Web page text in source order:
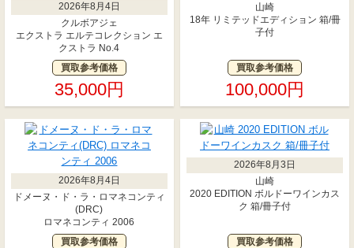
2026年8月4日
クルボアジェ
エクストラ エルテコレクション エ
クストラ No.4
買取参考価格
35,000円
山崎
18年 リミテッドエディション 箱/冊
子付
買取参考価格
100,000円
2026年8月4日
ドメーヌ・ド・ラ・ロマネコンティ
(DRC)
ロマネコンティ 2006
買取参考価格
2026年8月3日
山崎
2020 EDITION ボルドーワインカス
ク 箱/冊子付
買取参考価格